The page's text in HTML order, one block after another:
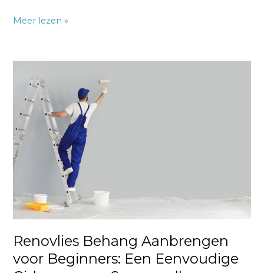
Meer lezen »
Renovlies Behang Aanbrengen
voor Beginners: Een Eenvoudige
Behang
Aanbrengen
voor
Beginners:
Een
Eenvoudige
een
Succesvolle